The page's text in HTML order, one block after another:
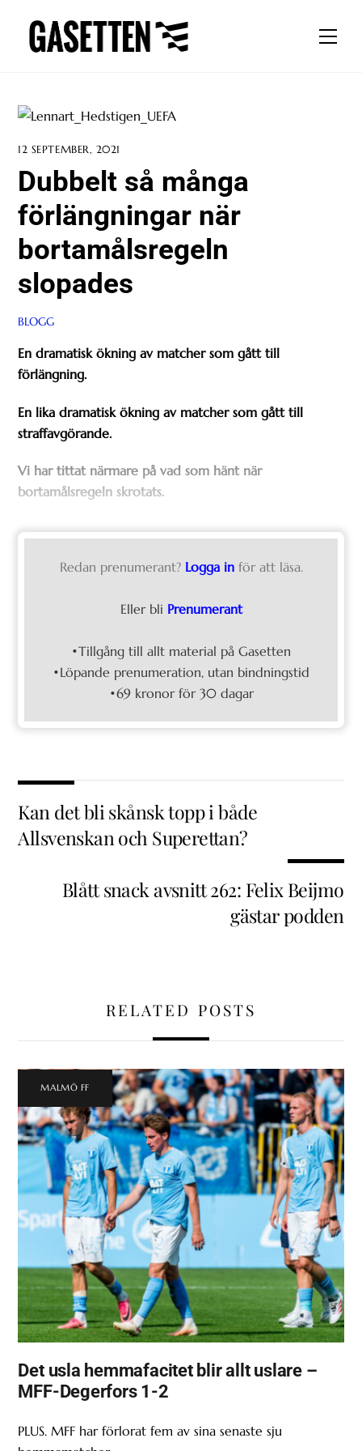
content
12 SEPTEMBER, 2021
Dubbelt så många
förlängningar när
bortamålsregeln
slopades
BLOGG
En dramatisk ökning av matcher som gått till
förlängning.
En lika dramatisk ökning av matcher som gått till
straffavgörande.
Vi har tittat närmare på vad som hänt när
bortamålsregeln skrotats.
Redan prenumerant? Logga in för att läsa.
Eller bli Prenumerant
•Tillgång till allt material på Gasetten
•Löpande prenumeration, utan bindningstid
•69 kronor för 30 dagar
Kan det bli skånsk topp i både
Allsvenskan och Superettan?
Blått snack avsnitt 262: Felix Beijmo
gästar podden
RELATED POSTS
MALMÖ FF
Det usla hemmafacitet blir allt uslare –
MFF-Degerfors 1-2
PLUS. MFF har förlorat fem av sina senaste sju